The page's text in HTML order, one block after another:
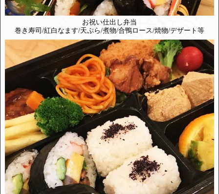
お祝い仕出し弁当
巻き寿司/紅白なます/天ぷら/煮物/合鴨ロース/焼物/デザート等